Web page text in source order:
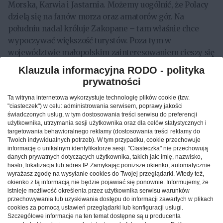
Morska, Karwia i Jastarnia. Możemy uogólnić, że Polacy
dzielą się na fanów morza oraz amatorów gór. Na
południu nadal króluje Zakopane – tam właśnie chce
wypoczywać większość turystów. Poza tym w
województwie małopolskim zainteresowaniem cieszy się
także Szczawnica, Krościenko nad Dunajcem, Krynica-
Zdrój i Białka Tatrzańska. Co ciekawe, Kraków, który w
2019 był w TOP 3 miast w Małopolsce, teraz znalazł się
poza pierwszą dziesiątką! W porównaniu do ubiegłego
roku, na Dolnym Śląsku nie widać większych zmian w
popularnych kierunkach. Turyści nadal wybierają
wypoczynek w Karpaczu, Szklarskiej Porębie, Kudowie-
Zdroju, Polanicy-Zdroju oraz Wrocławiu. Podobnie na
Śląsku – tam wśród najpopularniejszych kurortów ciągle
znajduje się Wisła, Szczyrk, Ustroń, Żywiec oraz Brenna.
TOP 20 najpopularniejszych miejscowości
Od czerwca do sierpnia 2020 największym
Klauzula informacyjna RODO - polityka
prywatności
Ta witryna internetowa wykorzystuje technologię plików cookie (tzw.
"ciasteczek") w celu: administrowania serwisem, poprawy jakości
świadczonych usług, w tym dostosowania treści serwisu do preferencji
użytkownika, utrzymania sesji użytkownika oraz dla celów statystycznych i
targetowania behawioralnego reklamy (dostosowania treści reklamy do
Twoich indywidualnych potrzeb). W tym przypadku, cookie przechowuje
informację o unikalnym identyfikatorze sesji. "Ciasteczka" nie przechowują
danych prywatnych dotyczących użytkownika, takich jak: imię, nazwisko,
hasło, lokalizacja lub adres IP. Zamykając poniższe okienko, automatycznie
wyrażasz zgodę na wysyłanie cookies do Twojej przeglądarki. Wtedy też,
okienko z tą informacją nie będzie pojawiać się ponownie. Informujemy, że
istnieje możliwość określenia przez użytkownika serwisu warunków
przechowywania lub uzyskiwania dostępu do informacji zawartych w plikach
cookies za pomocą ustawień przeglądarki lub konfiguracji usługi.
Szczegółowe informacje na ten temat dostępne są u producenta